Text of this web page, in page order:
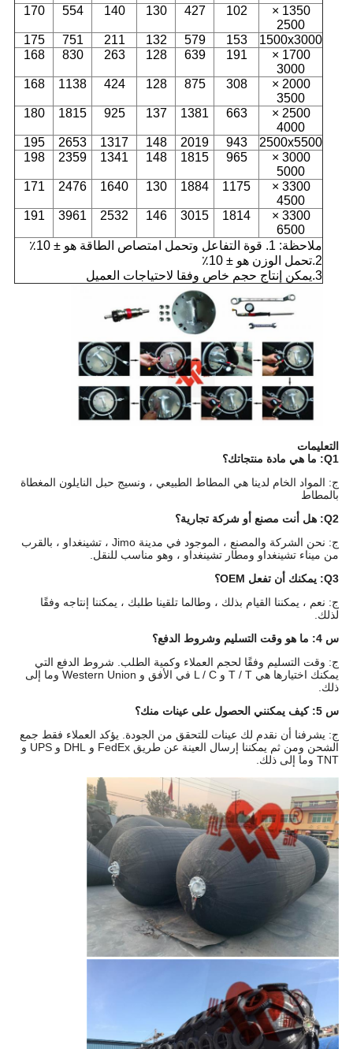
1350 ×
2500
102
427
130
140
554
170
1500x3000
153
579
132
211
751
175
1700 ×
3000
191
639
128
263
830
168
2000 ×
3500
308
875
128
424
1138
168
2500 ×
4000
663
1381
137
925
1815
180
2500x5500
943
2019
148
1317
2653
195
3000 ×
5000
965
1815
148
1341
2359
198
3300 ×
4500
1175
1884
130
1640
2476
171
3300 ×
6500
1814
3015
146
2532
3961
191
ملاحظة: 1. قوة التفاعل وتحمل امتصاص الطاقة هو ± 10٪
2.تحمل الوزن هو ± 10٪
3.يمكن إنتاج حجم خاص وفقا لاحتياجات العميل
التعليمات
Q1: ما هي مادة منتجاتك؟
ج: المواد الخام لدينا هي المطاط الطبيعي ، ونسيج حبل النايلون المغطاة
بالمطاط
Q2: هل أنت مصنع أو شركة تجارية؟
ج: نحن الشركة والمصنع ، الموجود في مدينة Jimo ، تشينغداو ، بالقرب
من ميناء تشينغداو ومطار تشينغداو ، وهو مناسب للنقل.
Q3: يمكنك أن تفعل OEM؟
ج: نعم ، يمكننا القيام بذلك ، وطالما تلقينا طلبك ، يمكننا إنتاجه وفقًا
لذلك.
س 4: ما هو وقت التسليم وشروط الدفع؟
ج: وقت التسليم وفقًا لحجم العملاء وكمية الطلب. شروط الدفع التي
يمكنك اختيارها هي T / T و L / C في الأفق و Western Union وما إلى
ذلك.
س 5: كيف يمكنني الحصول على عينات منك؟
ج: يشرفنا أن نقدم لك عينات للتحقق من الجودة. يؤكد العملاء فقط جمع
الشحن ومن ثم يمكننا إرسال العينة عن طريق FedEx و DHL و UPS و
TNT وما إلى ذلك.